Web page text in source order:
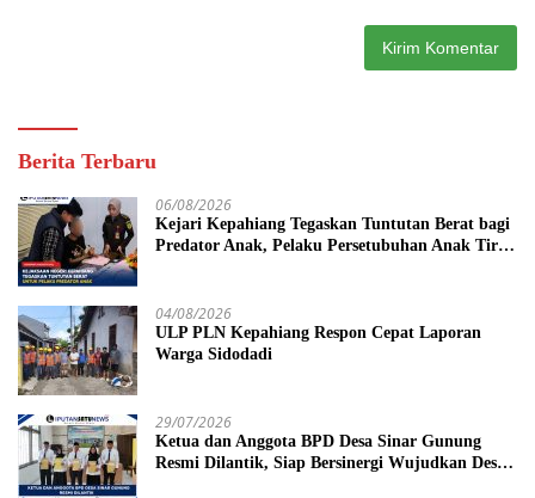
Berita Terbaru
06/08/2026
Kejari Kepahiang Tegaskan Tuntutan Berat bagi
Predator Anak, Pelaku Persetubuhan Anak Tiri
04/08/2026
ULP PLN Kepahiang Respon Cepat Laporan
Warga Sidodadi
29/07/2026
Ketua dan Anggota BPD Desa Sinar Gunung
Resmi Dilantik, Siap Bersinergi Wujudkan Desa